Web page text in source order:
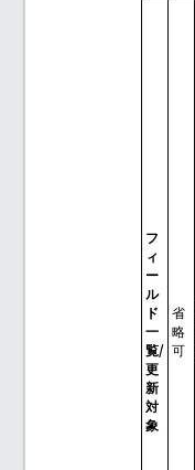
フ
ィ
ー
ル
ド
一
覧/
更
新
対
象
省
略
可